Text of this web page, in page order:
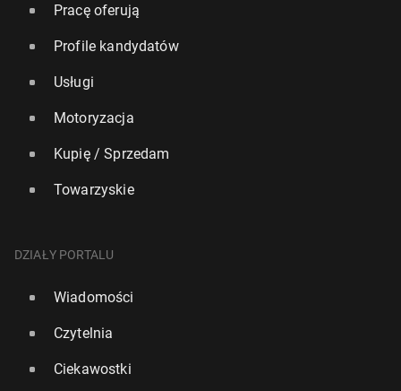
wzo­ro­wa­ną na Opac­twie West­min­ster­skim
19 listopada 2023, 15:00
Pracę oferują
Profile kandydatów
Usługi
Motoryzacja
Kupię / Sprzedam
Towarzyskie
DZIAŁY PORTALU
Wiadomości
Czytelnia
Ciekawostki